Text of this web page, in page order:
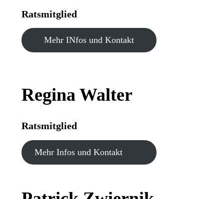
Ratsmitglied
Mehr INfos und Kontakt
Regina Walter
Ratsmitglied
Mehr Infos und Kontakt